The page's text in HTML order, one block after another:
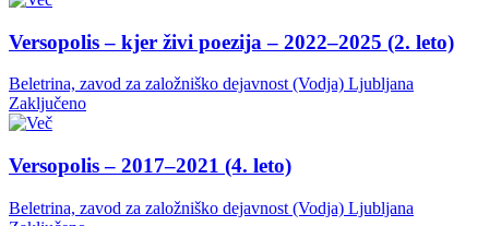
Versopolis – kjer živi poezija – 2022–2025 (2. leto)
Beletrina, zavod za založniško dejavnost (Vodja) Ljubljana
Zaključeno
Versopolis – 2017–2021 (4. leto)
Beletrina, zavod za založniško dejavnost (Vodja) Ljubljana